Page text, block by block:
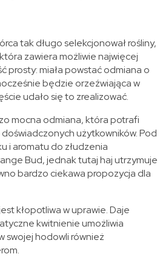
tak długo selekcjonował rośliny,
zawiera możliwie najwięcej
prosty: miała powstać odmiana o
będzie orzeźwiająca w
udało się to zrealizować.
mocna odmiana, która potrafi
użytkowników. Pod
i aromatu do złudzenia
Bud, jednak tutaj haj utrzymuje
bardzo ciekawa propozycja dla
kłopotliwa w uprawie. Daje
kwitnienie umożliwia
swojej hodowli również